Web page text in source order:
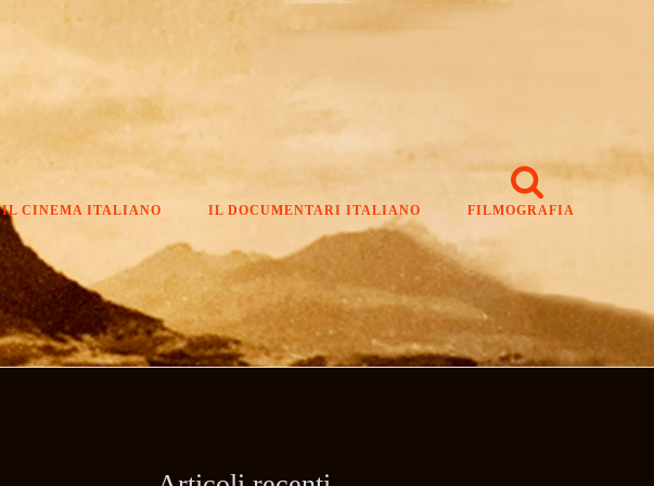
IL CINEMA ITALIANO IL DOCUMENTARI ITALIANO FILMOGRAFIA